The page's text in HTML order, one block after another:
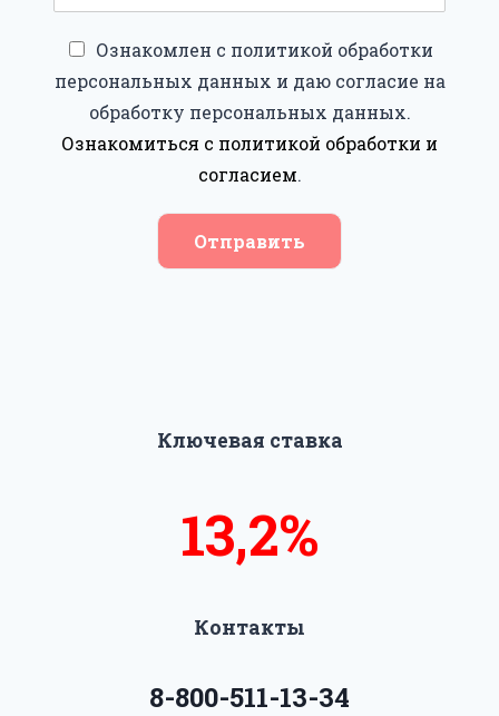
Ознакомлен с политикой обработки
персональных данных и даю согласие на
обработку персональных данных.
Ознакомиться с политикой обработки и
согласием.
Отправить
Ключевая ставка
14%13,5%
Контакты
8-800-511-13-34